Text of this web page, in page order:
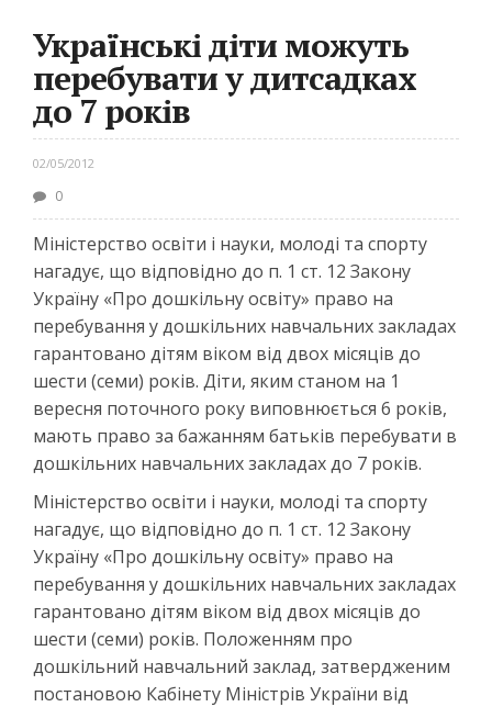
Українські діти можуть
перебувати у дитсадках
до 7 років
02/05/2012
0
Міністерство освіти і науки, молоді та спорту
нагадує, що відповідно до п. 1 ст. 12 Закону
Україну «Про дошкільну освіту» право на
перебування у дошкільних навчальних закладах
гарантовано дітям віком від двох місяців до
шести (семи) років. Діти, яким станом на 1
вересня поточного року виповнюється 6 років,
мають право за бажанням батьків перебувати в
дошкільних навчальних закладах до 7 років.
Міністерство освіти і науки, молоді та спорту
нагадує, що відповідно до п. 1 ст. 12 Закону
Україну «Про дошкільну освіту» право на
перебування у дошкільних навчальних закладах
гарантовано дітям віком від двох місяців до
шести (семи) років. Положенням про
дошкільний навчальний заклад, затвердженим
постановою Кабінету Міністрів України від